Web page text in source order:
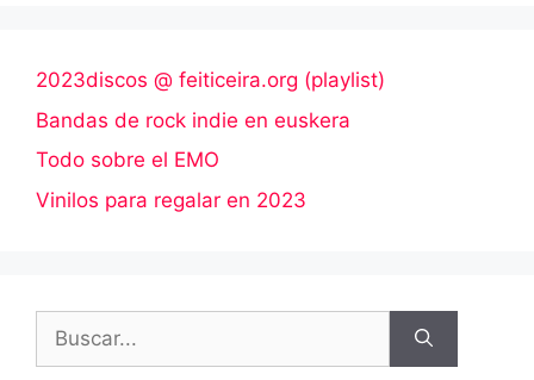
2023discos @ feiticeira.org (playlist)
Bandas de rock indie en euskera
Todo sobre el EMO
Vinilos para regalar en 2023